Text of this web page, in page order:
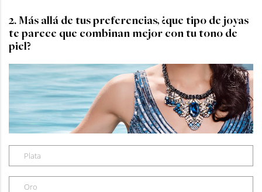
2. Más allá de tus preferencias, ¿que tipo de joyas
te parece que combinan mejor con tu tono de
piel?
Plata
Oro